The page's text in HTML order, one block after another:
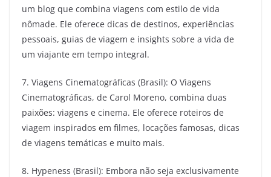
um blog que combina viagens com estilo de vida
nômade. Ele oferece dicas de destinos, experiências
pessoais, guias de viagem e insights sobre a vida de
um viajante em tempo integral.
7. Viagens Cinematográficas (Brasil): O Viagens
Cinematográficas, de Carol Moreno, combina duas
paixões: viagens e cinema. Ele oferece roteiros de
viagem inspirados em filmes, locações famosas, dicas
de viagens temáticas e muito mais.
8. Hypeness (Brasil): Embora não seja exclusivamente